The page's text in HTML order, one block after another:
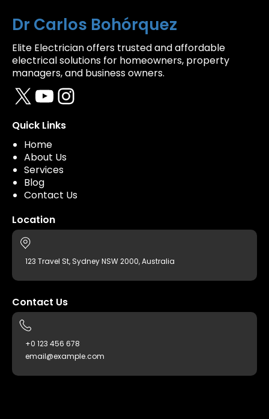
Dr Carlos Bohórquez
Elite Electrician offers trusted and affordable
electrical solutions for homeowners, property
managers, and business owners.
X YouTube Instagram
Quick Links
Home
About Us
Services
Blog
Contact Us
Location
123 Travel St, Sydney NSW 2000, Australia
Contact Us
+0 123 456 678
email@example.com